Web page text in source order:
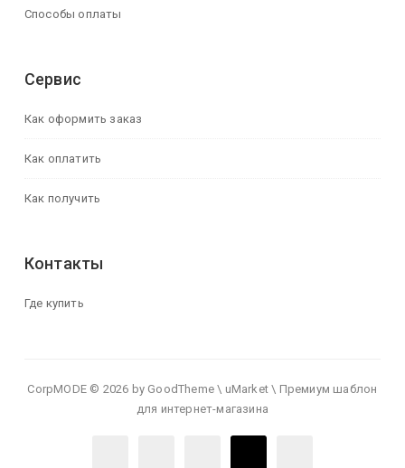
Способы оплаты
Сервис
Как оформить заказ
Как оплатить
Как получить
Контакты
Где купить
CorpMODE © 2026 by GoodTheme \ uMarket \ Премиум шаблон
для интернет-магазина